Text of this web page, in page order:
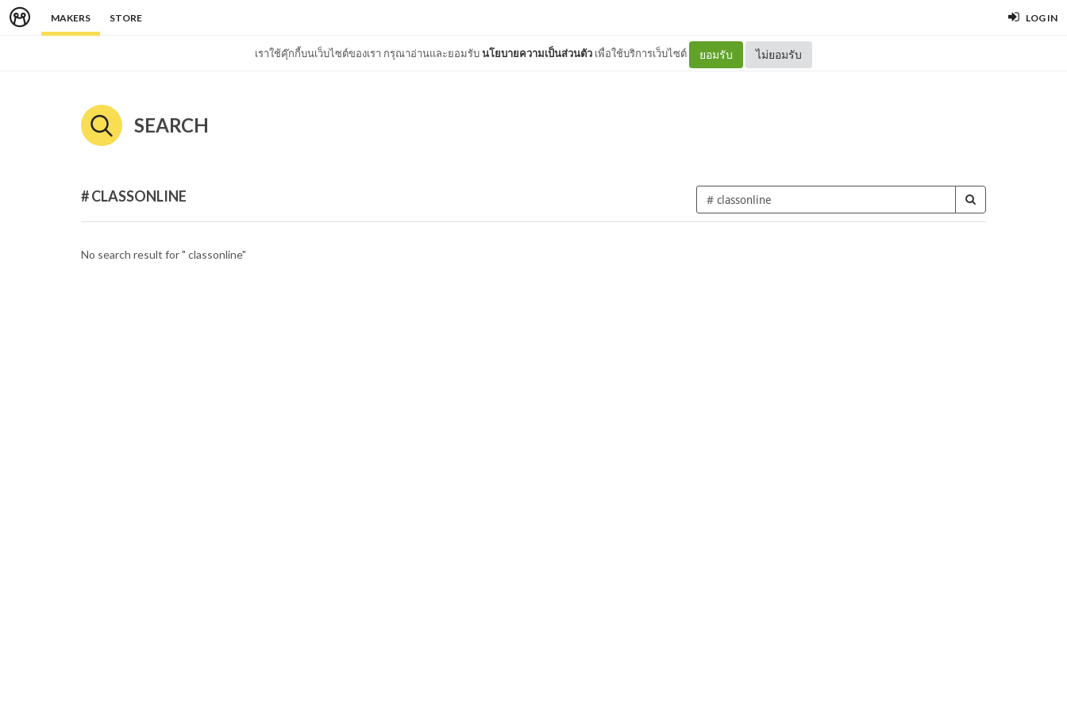
MAKERS STORE LOG IN
เราใช้คุ๊กกี้บนเว็บไซต์ของเรา กรุณาอ่านและยอมรับนโยบายความเป็นส่วนตัว เพื่อใช้บริการเว็บไซต์ ยอมรับ ไม่ยอมรับ
SEARCH
# CLASSONLINE
No search result for " classonline"